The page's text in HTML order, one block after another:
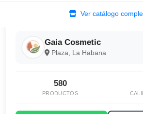
Ver catálogo
Gaia Cosmetic
Plaza, La Habana
580
PRODUCTOS